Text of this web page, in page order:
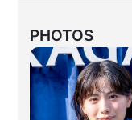
PHOTOS